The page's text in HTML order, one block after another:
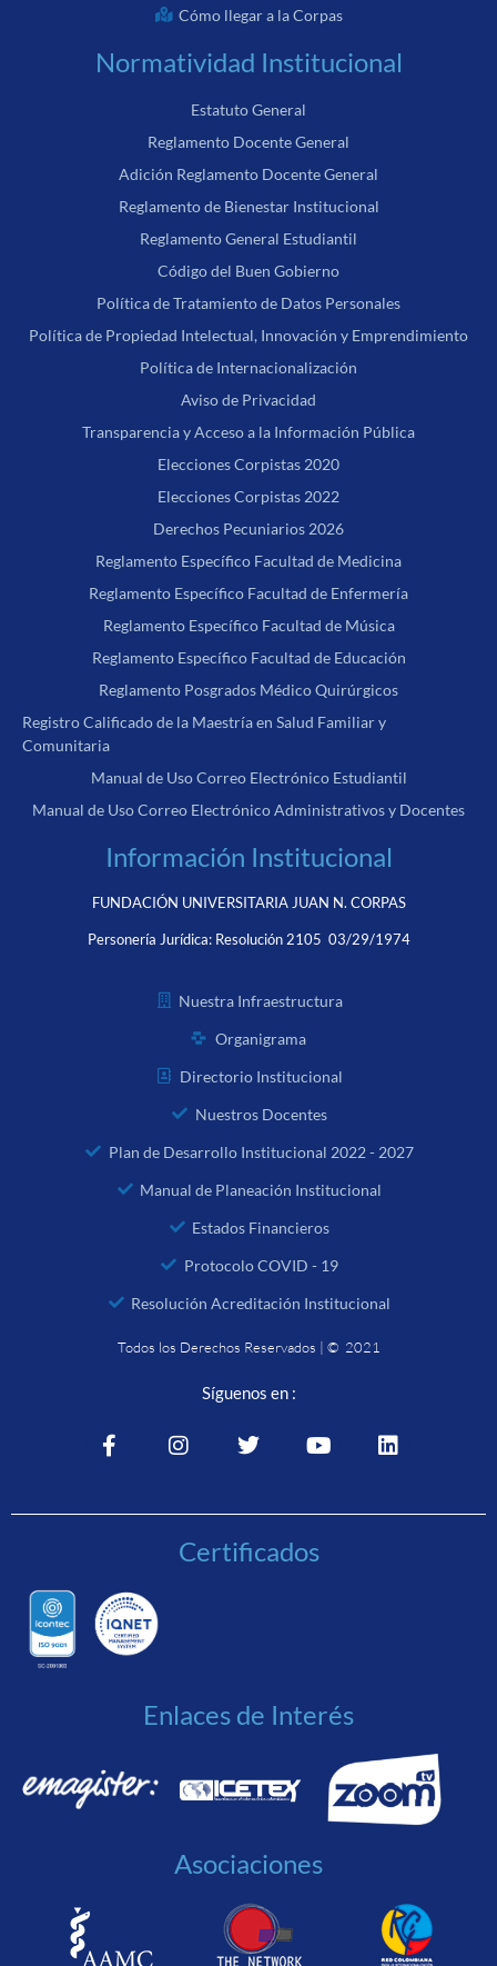
Cómo llegar a la Corpas
Normatividad Institucional
Estatuto General
Reglamento Docente General
Adición Reglamento Docente General
Reglamento de Bienestar Institucional
Reglamento General Estudiantil
Código del Buen Gobierno
Política de Tratamiento de Datos Personales
Política de Propiedad Intelectual, Innovación y Emprendimiento
Política de Internacionalización
Aviso de Privacidad
Transparencia y Acceso a la Información Pública
Elecciones Corpistas 2020
Elecciones Corpistas 2022
Derechos Pecuniarios 2026
Reglamento Específico Facultad de Medicina
Reglamento Específico Facultad de Enfermería
Reglamento Específico Facultad de Música
Reglamento Específico Facultad de Educación
Reglamento Posgrados Médico Quirúrgicos
Registro Calificado de la Maestría en Salud Familiar y
Comunitaria
Manual de Uso Correo Electrónico Estudiantil
Manual de Uso Correo Electrónico Administrativos y Docentes
Información Institucional
FUNDACIÓN UNIVERSITARIA JUAN N. CORPAS
Personería Jurídica: Resolución 2105 03/29/1974
Nuestra Infraestructura
Organigrama
Directorio Institucional
Nuestros Docentes
Plan de Desarrollo Institucional 2022 - 2027
Manual de Planeación Institucional
Estados Financieros
Protocolo COVID - 19
Resolución Acreditación Institucional
Todos los Derechos Reservados | © 2021
Síguenos en :
Certificados
Enlaces de Interés
Asociaciones